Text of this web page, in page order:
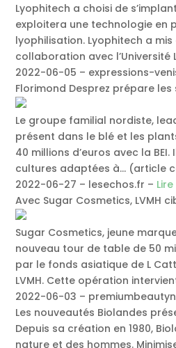
Lyophitech a choisi de
exploitera une technologie en
lyophilisation. Lyophitech a
collaboration avec
2022-06-05 – expressions-
Florimond Desprez prépare
Le groupe familial nordiste,
présent dans le blé et les
40 millions d’euros avec la
cultures adaptées à… (article
2022-06-27 – lesechos.fr –
Avec Sugar Cosmetics, LVMH
Sugar Cosmetics, jeune
nouveau tour de table de 50
par le fonds asiatique de L
LVMH. Cette opération
2022-06-03 –
Les nouveautés Biolandes
Depuis sa création en 1980,
nature et des hommes.